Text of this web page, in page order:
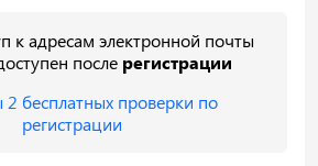
к адресам электронной почты
после регистрации
бесплатных проверки по
регистрации